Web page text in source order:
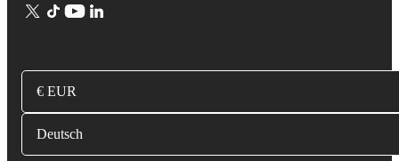
€ EUR
Deutsch